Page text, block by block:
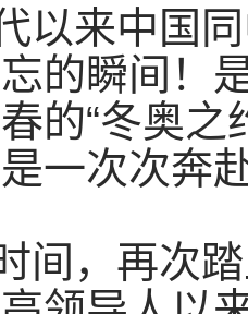
以来中国
的瞬间！
的“冬奥
一次次奔
间，再次